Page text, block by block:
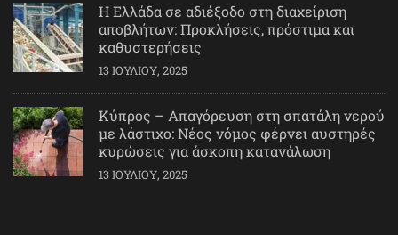
Η Ελλάδα σε αδιέξοδο στη διαχείριση
αποβλήτων: Προκλήσεις, πρόστιμα και
καθυστερήσεις
13 ΙΟΥΛΊΟΥ, 2025
Κύπρος – Απαγόρευση στη σπατάλη νερού
με λάστιχο: Νέος νόμος φέρνει αυστηρές
κυρώσεις για άσκοπη κατανάλωση
13 ΙΟΥΛΊΟΥ, 2025